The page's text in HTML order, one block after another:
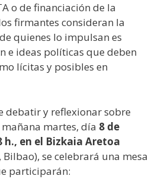
o de financiación de la
firmantes consideran la
quienes lo impulsan es
e ideas políticas que deben
lícitas y posibles en
debatir y reflexionar sobre
martes, día 8 de
h., en el Bizkaia Aretoa
se celebrará una mesa
participarán: